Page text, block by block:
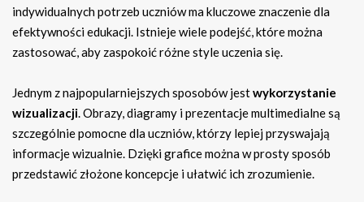
indywidualnych potrzeb uczniów ma kluczowe znaczenie dla
efektywności edukacji. Istnieje wiele podejść, które można
zastosować, aby zaspokoić różne style uczenia się.
Jednym z najpopularniejszych sposobów jestwykorzystanie
wizualizacji. Obrazy, diagramy i prezentacje multimedialne są
szczególnie pomocne dla uczniów, którzy lepiej przyswajają
informacje wizualnie. Dzięki grafice można w prosty sposób
przedstawić złożone koncepcje i ułatwić ich zrozumienie.